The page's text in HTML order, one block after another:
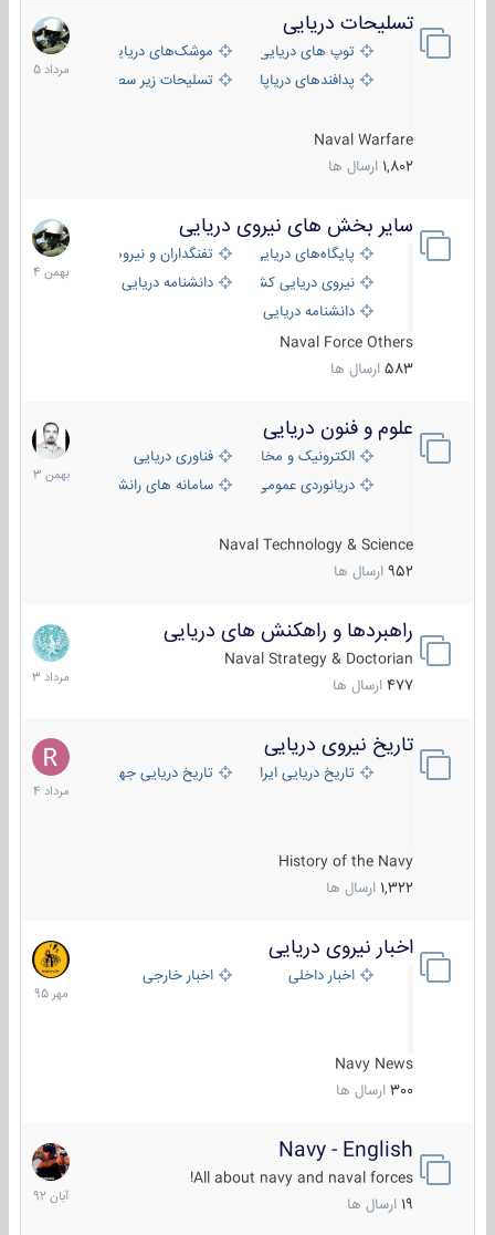
تسلیحات دریایی
توپ های دریایی
موشک‌های دریایی
پدافندهای دریاپایه
تسلیحات زیر سطحی
Naval Warfare
1,802 ارسال ها
2
مرداد
1405
سایر بخش های نیروی دریایی
پایگاه‌های دریایی
تفنگداران و نیروهای ویژه‌ی دریایی
نیروی دریایی کشورهای مختلفدانشنامه دریایی
دانشنامه دریایی کپی
Naval Force Others
583 ارسال ها
22
بهمن
1404
علوم و فنون دریایی
الکترونیک و مخابرات دریاییفناوری دریایی
دریانوردی عمومی
سامانه های رانشی دریایی
Naval Technology & Science
952 ارسال ها
6
بهمن
1403
راهبردها و راهکنش های دریایی
Naval Strategy & Doctorian
477 ارسال ها
2
مرداد
1403
تاریخ نیروی دریایی
تاریخ دریایی ایران تاریخ دریایی جهان
History of the Navy
1,322 ارسال ها
16
مرداد
1404
اخبار نیروی دریایی
اخبار داخلی اخبار خارجی
Navy News
300 ارسال ها
27
مهر
1395
Navy - English
All about navy and naval forces!
ارسال ها
22
آبان
1392